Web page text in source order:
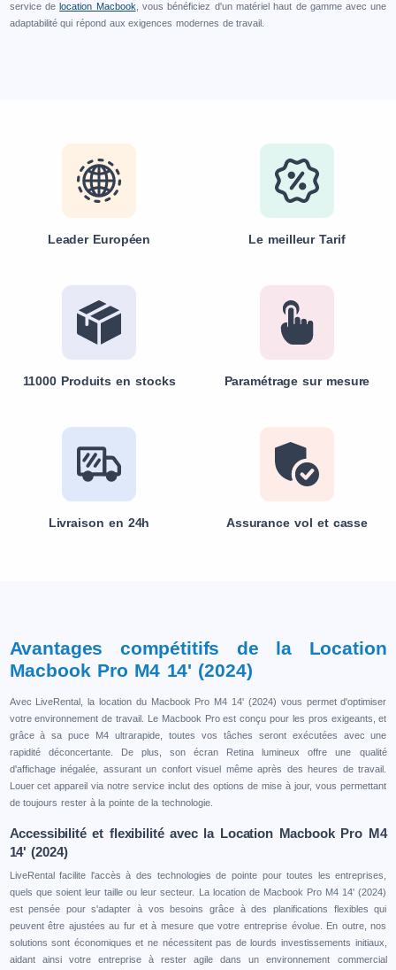
service delocation Macbook , vous bénéficiez d'un matériel haut de gamme avec une
adaptabilité qui répond aux exigences modernes de travail.
Leader Européen Le meilleur Tarif
11000 Produits en stocks Paramétrage sur mesure
Livraison en 24h Assurance vol et casse
Avantages compétitifs de la Location
Macbook Pro M4 14' (2024)
Avec LiveRental, la location du Macbook Pro M4 14' (2024) vous permet d'optimiser
votre environnement de travail. Le Macbook Pro est conçu pour les pros exigeants, et
grâce à sa puce M4 ultrarapide, toutes vos tâches seront exécutées avec une
rapidité déconcertante. De plus, son écran Retina lumineux offre une qualité
d'affichage inégalée, assurant un confort visuel même après des heures de travail.
Louer cet appareil via notre service inclut des options de mise à jour, vous permettant
de toujours rester à la pointe de la technologie.
Accessibilité et flexibilité avec la Location Macbook Pro M4
14' (2024)
LiveRental facilite l'accès à des technologies de pointe pour toutes les entreprises,
quels que soient leur taille ou leur secteur. La location de Macbook Pro M4 14' (2024)
est pensée pour s'adapter à vos besoins grâce à des planifications flexibles qui
peuvent être ajustées au fur et à mesure que votre entreprise évolue. En outre, nos
solutions sont économiques et ne nécessitent pas de lourds investissements initiaux,
aidant ainsi votre entreprise à rester agile dans un environnement commercial